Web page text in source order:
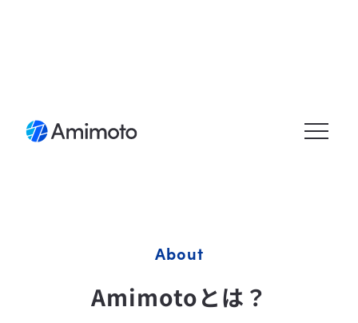
About
Amimotoとは？